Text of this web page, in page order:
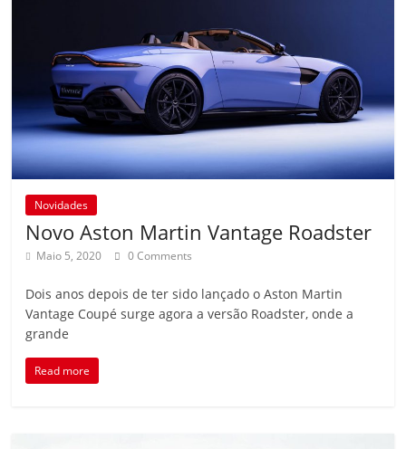
Novidades
Novo Aston Martin Vantage Roadster
Maio 5, 2020 0 Comments
Dois anos depois de ter sido lançado o Aston Martin
Vantage Coupé surge agora a versão Roadster, onde a
grande
Read more